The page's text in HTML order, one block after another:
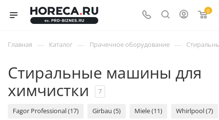
0
Главная — Каталог — Прачечное оборудование —
Стиральные машины для
химчистки
7
Fagor Professional (17) Girbau (5) Miele (11) Whirlpool (7)